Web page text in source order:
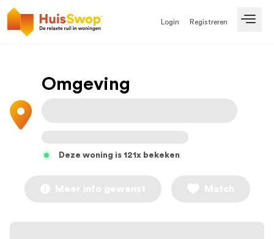
Login Registreren
Omgeving
Deze woning is 121x bekeken
Meer info gewenst Match